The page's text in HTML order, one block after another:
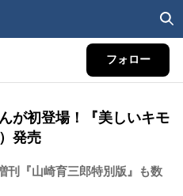
フォロー
が初登場！『美しいキモ
発売
刊『山崎育三郎特別版』も数